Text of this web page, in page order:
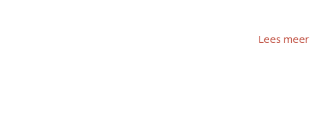
Lees meer